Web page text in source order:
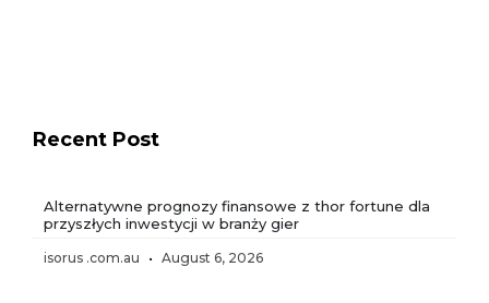
Recent Post
Alternatywne prognozy finansowe z thor fortune dla
przyszłych inwestycji w branży gier
isorus .com.au August 6, 2026